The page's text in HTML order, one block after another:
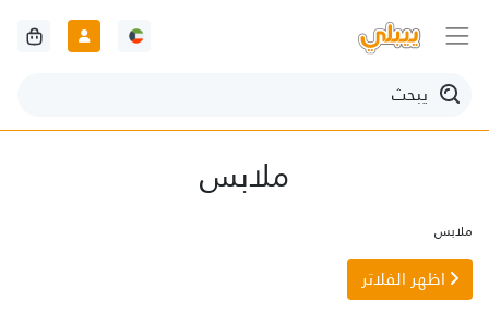
ملابس
ملابس
اظهر الفلاتر